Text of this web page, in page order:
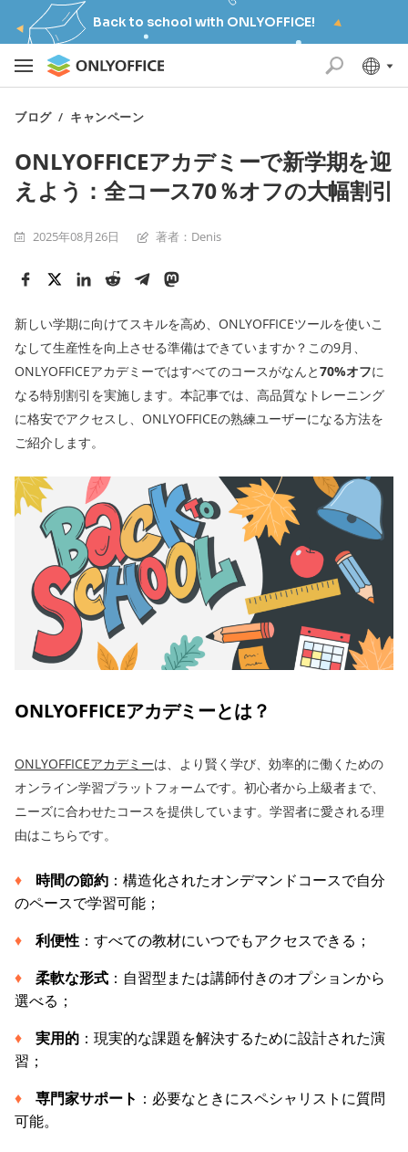
Back to school with ONLYOFFICE!
ブログ/ キャンペーン
ONLYOFFICEアカデミーで新学期を迎
えよう：全コース70％オフの大幅割引
2025年08月26日 著者：Denis
新しい学期に向けてスキルを高め、ONLYOFFICEツールを使いこ
なして生産性を向上させる準備はできていますか？この9月、
ONLYOFFICEアカデミーではすべてのコースがなんと70%オフに
なる特別割引を実施します。本記事では、高品質なトレーニング
に格安でアクセスし、ONLYOFFICEの熟練ユーザーになる方法を
ご紹介します。
ONLYOFFICEアカデミーとは？
ONLYOFFICEアカデミーは、より賢く学び、効率的に働くための
オンライン学習プラットフォームです。初心者から上級者まで、
ニーズに合わせたコースを提供しています。学習者に愛される理
由はこちらです。
時間の節約 ：構造化されたオンデマンドコースで自分
のペースで学習可能；
利便性 ：すべての教材にいつでもアクセスできる；
柔軟な形式 ：自習型または講師付きのオプションから
選べる；
実用的 ：現実的な課題を解決するために設計された演
習；
専門家サポート ：必要なときにスペシャリストに質問
可能。